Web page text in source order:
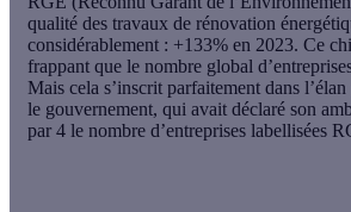
qualité des travaux de rénovation
considérablement : +133% en 2023. Ce
frappant que le nombre global
Mais cela s’inscrit parfaitement dans
le gouvernement, qui avait déclaré son
par 4 le nombre d’entreprises labellisées